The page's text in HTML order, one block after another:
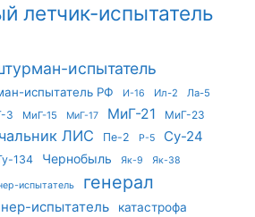
летчик-испытатель
испытатель
испытатель РФ И-16 Ил-2
Ла-5
3 МиГ-15 МиГ-17 МиГ-21
МиГ-23
ЛИС Пе-2 Р-5 Су-24
134 Чернобыль Як-9 Як-38
испытатель генерал
испытатель катастрофа